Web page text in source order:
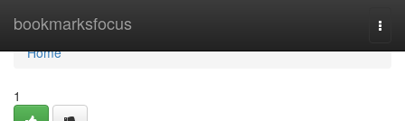
bookmarksfocus
Home
Home
1